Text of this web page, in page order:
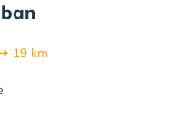
19 km